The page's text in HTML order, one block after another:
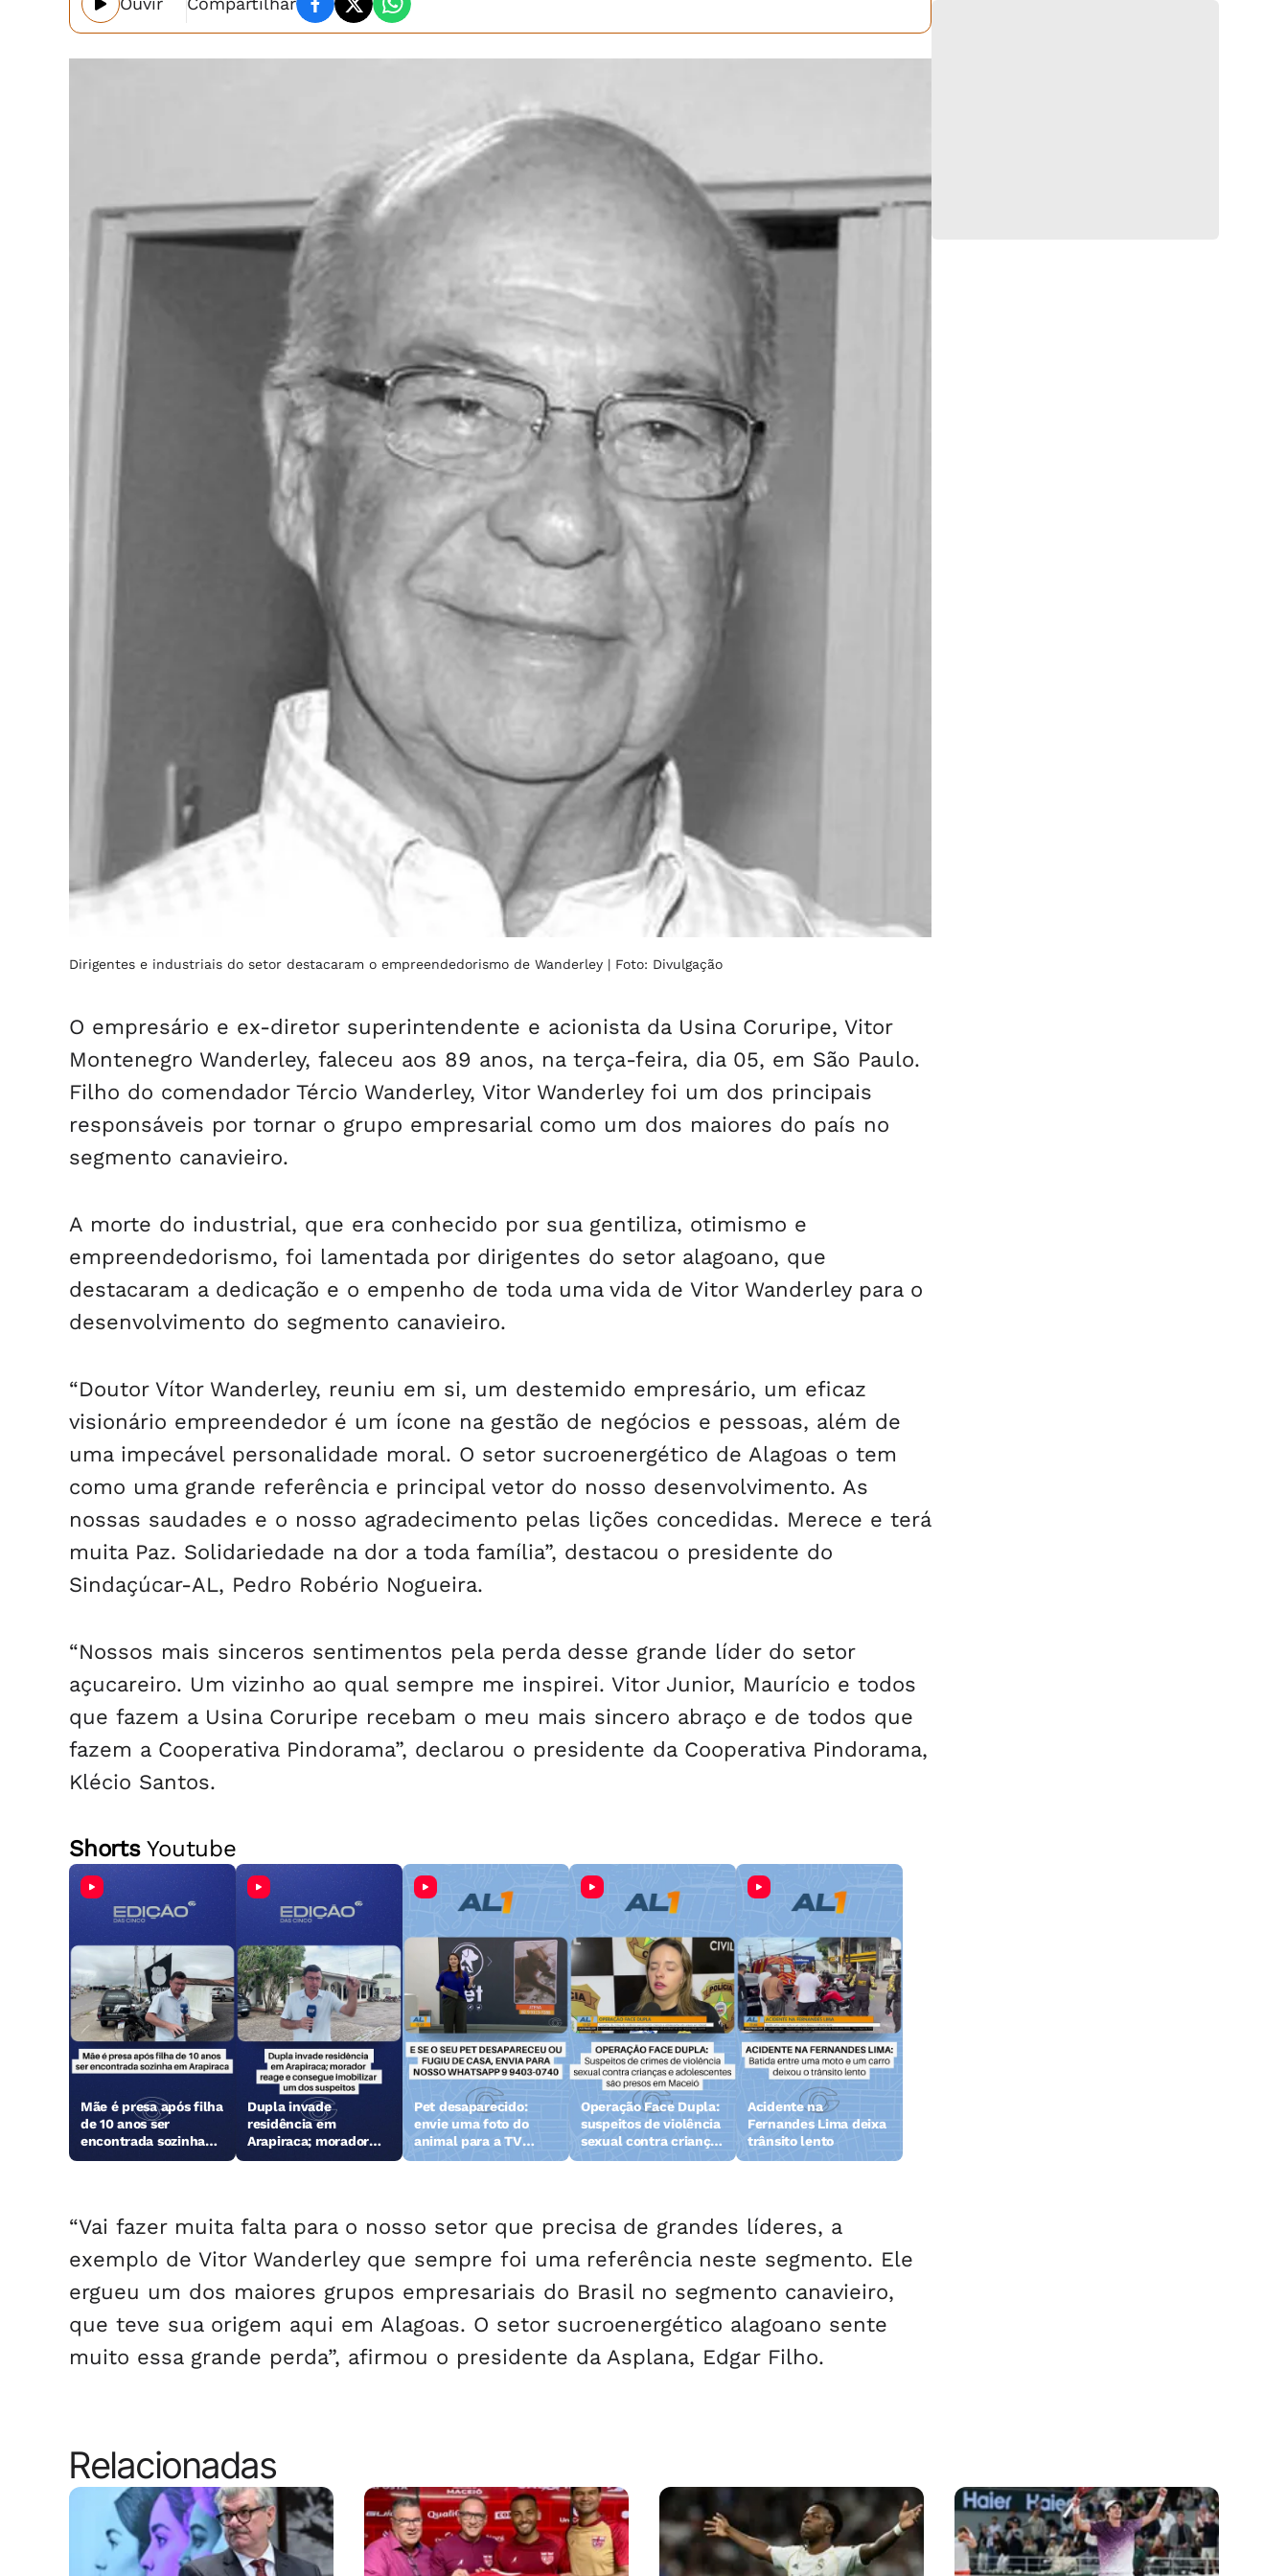
Dirigentes e industriais do setor destacaram o empreendedorismo de Wanderley | Foto: Divulgação
O empresário e ex-diretor superintendente e acionista da Usina Coruripe, Vitor
Montenegro Wanderley, faleceu aos 89 anos, na terça-feira, dia 05, em São Paulo.
Filho do comendador Tércio Wanderley, Vitor Wanderley foi um dos principais
responsáveis por tornar o grupo empresarial como um dos maiores do país no
segmento canavieiro.
A morte do industrial, que era conhecido por sua gentiliza, otimismo e
empreendedorismo, foi lamentada por dirigentes do setor alagoano, que
destacaram a dedicação e o empenho de toda uma vida de Vitor Wanderley para o
desenvolvimento do segmento canavieiro.
“Doutor Vítor Wanderley, reuniu em si, um destemido empresário, um eficaz
visionário empreendedor é um ícone na gestão de negócios e pessoas, além de
uma impecável personalidade moral. O setor sucroenergético de Alagoas o tem
como uma grande referência e principal vetor do nosso desenvolvimento. As
nossas saudades e o nosso agradecimento pelas lições concedidas. Merece e terá
muita Paz. Solidariedade na dor a toda família”, destacou o presidente do
Sindaçúcar-AL, Pedro Robério Nogueira.
“Nossos mais sinceros sentimentos pela perda desse grande líder do setor
açucareiro. Um vizinho ao qual sempre me inspirei. Vitor Junior, Maurício e todos
que fazem a Usina Coruripe recebam o meu mais sincero abraço e de todos que
fazem a Cooperativa Pindorama”, declarou o presidente da Cooperativa Pindorama,
Klécio Santos.
ShortsYoutube
Mãe é presa após filha
de 10 anos ser
encontrada sozinha
em Arapiraca
Dupla invade
residência em
Arapiraca; morador
reage e consegue
Pet desaparecido:
envie uma foto do
animal para a TV
Gazeta
Operação Face Dupla:
suspeitos de violência
sexual contra crianças
e adolescentes são
Acidente na
Fernandes Lima deixa
trânsito lento
“Vai fazer muita falta para o nosso setor que precisa de grandes líderes, a
exemplo de Vitor Wanderley que sempre foi uma referência neste segmento. Ele
ergueu um dos maiores grupos empresariais do Brasil no segmento canavieiro,
que teve sua origem aqui em Alagoas. O setor sucroenergético alagoano sente
muito essa grande perda”, afirmou o presidente da Asplana, Edgar Filho.
Relacionadas